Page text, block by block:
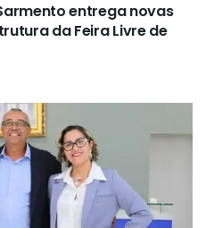
entrega novas
da Feira Livre de